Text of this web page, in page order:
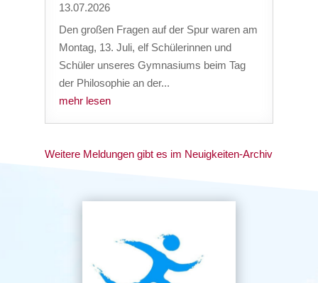
13.07.2026
Den großen Fragen auf der Spur waren am
Montag, 13. Juli, elf Schülerinnen und
Schüler unseres Gymnasiums beim Tag
der Philosophie an der...
mehr lesen
Weitere Meldungen gibt es im Neuigkeiten-Archiv